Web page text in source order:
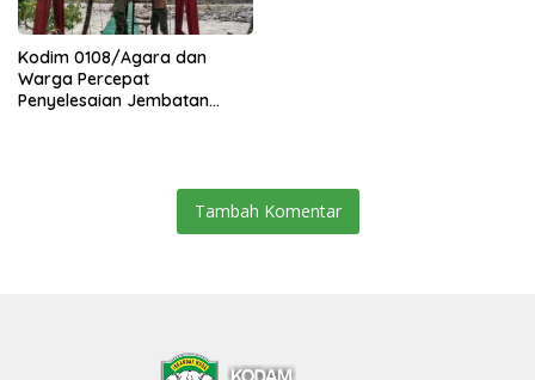
Kodim 0108/Agara dan
Warga Percepat
Penyelesaian Jembatan
Tambah Komentar